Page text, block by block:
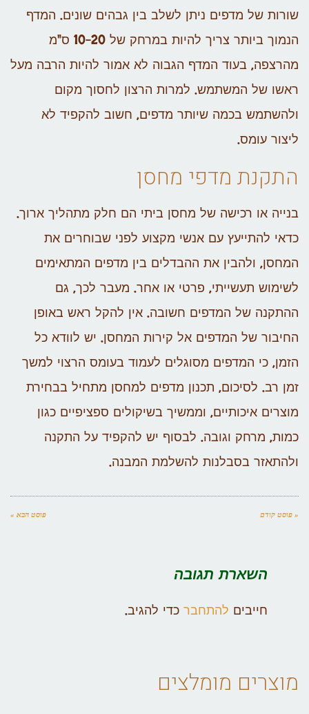
שורות של מדפים ניתן לשלב בין גבהים שונים. המדף
הנמוך ביותר צריך להיות במרחק של 10-20 ס"מ
מהרצפה, בעוד המדף הגבוה לא אמור להיות הרבה מעל
ראשו של המשתמש. למרות הרצון לחסוך מקום
ולהשתמש בכמה שיותר מדפים, חשוב להקפיד לא
ליצור עומס.
התקנת מדפי מחסן
בנייה או רכישה של מחסן ביתי הם חלק מתהליך ארוך.
כדאי להתייעץ עם אנשי מקצוע לפני שבוחרים את
המחסן, ולהבין את ההבדלים בין מדפים המתאימים
לשימוש תעשייתי, פרטי או אחר. מעבר לכך, גם
ההתקנה של המדפים חשובה. אין להקל ראש באופן
החיבור של המדפים אל קירות המחסן. יש לוודא כל
הזמן, כי המדפים מסוגלים לעמוד בעומס הרצוי למשך
זמן רב. לסיכום, תכנון מדפים למחסן מתחיל בבחירת
מוצרים איכותיים, וממשיך בשיקולים ספציפיים כגון
כמות, מרחק וגובה. לבסוף יש להקפיד על התקנה
ולהתאזר בסבלנות להשלמת המבנה.
« פוסט קודם פוסט הבא »
השארת תגובה
חייבים להתחבר כדי להגיב.
מוצרים מומלצים